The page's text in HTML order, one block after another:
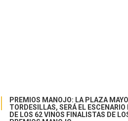
PREMIOS MANOJO: LA PLAZA
TORDESILLAS, SERÁ EL ESCENARIO
DE LOS 62 VINOS FINALISTAS DE